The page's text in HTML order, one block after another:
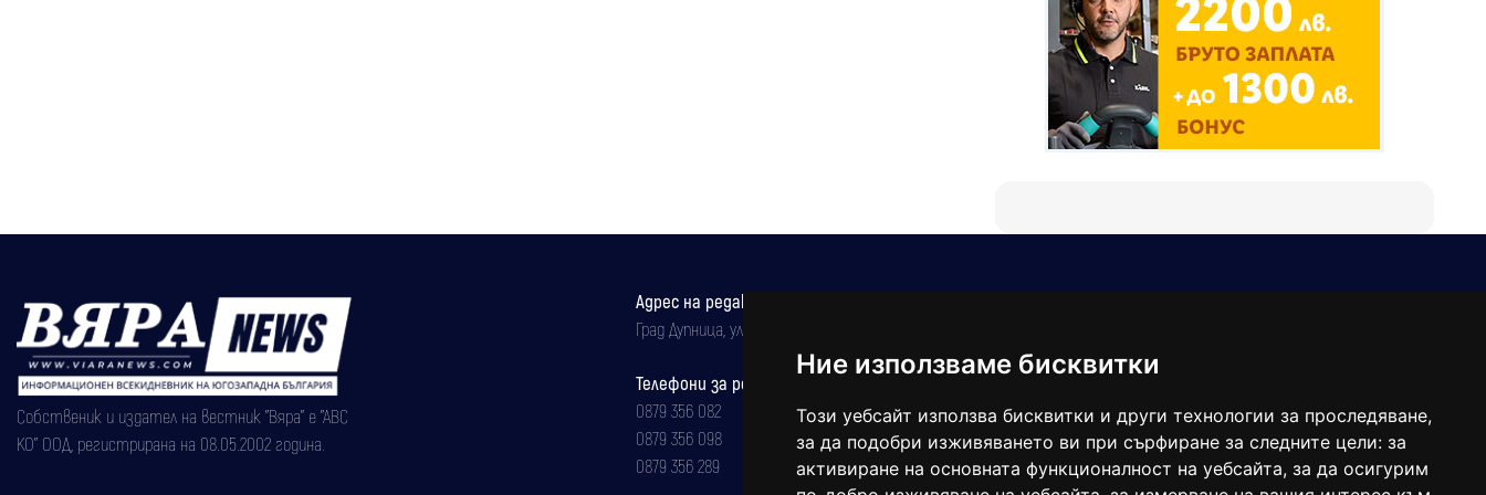
Ние използваме бисквитки
Този уебсайт използва бисквитки и други технологии за проследяване,
за да подобри изживяването ви при сърфиране за следните цели: за
активиране на основната функционалност на уебсайта, за да осигурим
Собственик и издател на вестник "Вяра" е "АВС
КО" ООД, регистрирана на 08.05.2002 година.
Адрес на редакцията
Град Дупница, ул.''Христо Ботев" 43
Телефони за реклама и абонаменти
0879 356 082
0879 356 098
0879 356 289
balgarkanews@gmail.com